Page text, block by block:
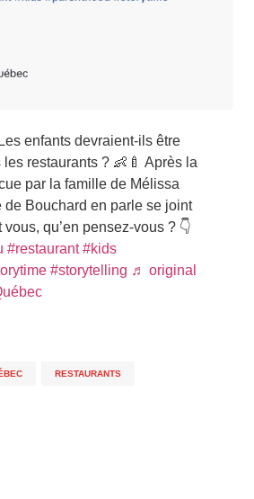
Les enfants devraient-ils être
restaurants ? 👶🍼 Après la
par la famille de Mélissa
de Bouchard en parle se joint
qu’en pensez-vous ? 👇
#restaurant #kids
#storytelling ♬ original
RESTAURANTS